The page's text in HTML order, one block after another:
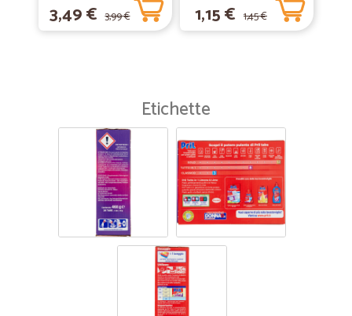
3,49 € 3,99 € 1,15 € 1,45 €
Etichette